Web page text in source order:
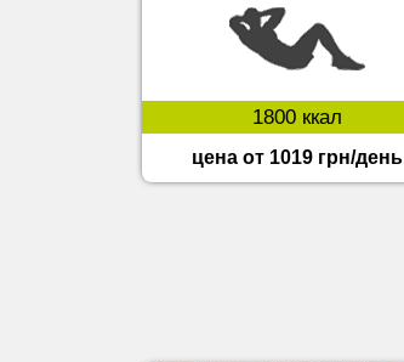
1800 ккал
цена от 1019 грн/день